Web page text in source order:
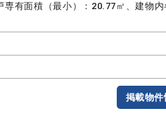
有面積（最小）：20.77㎡、建物
掲載物